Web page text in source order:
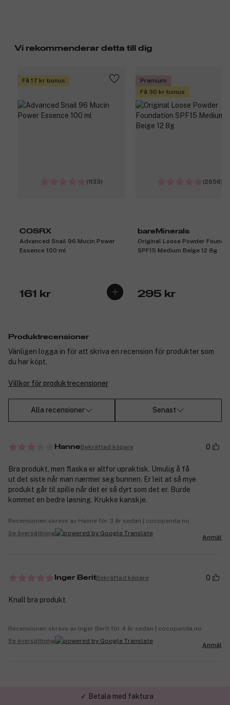
Vi rekommenderar detta till dig
Få 17 kr bonus
(1133)
COSRX
Advanced Snail 96 Mucin Power
Essence 100 ml
161 kr
Premium
Få 30 kr bonus
(2656)
bareMinerals
Original Loose Powder
SPF15 Medium Beige 12 8g
295 kr
Produktrecensioner
Vänligen logga in för att skriva en recension för produkter som
du har köpt.
Villkor för produktrecensioner
Alla recensioner Senast
HanneBekräftad köpare 0
Bra produkt, men flaska er altfor upraktisk. Umulig å få
ut det siste når man nærmer seg bunnen. Er leit at så mye
produkt går til spille når det er så dyrt som det er. Burde
kommet en bedre løsning. Krukke kanskje.
Recensionen skrevs av Hanne för 3 år sedan | cocopanda.no
Se översättning
Anmäl
Inger BeritBekräftad köpare 0
Knall bra produkt
Recensionen skrevs av Inger Berit för 4 år sedan | cocopanda.no
Se översättning
Anmäl
✓ Trygg E-handel